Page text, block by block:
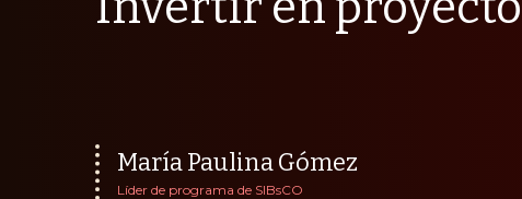
María Paulina Gómez
Líder de programa de SIBsCO